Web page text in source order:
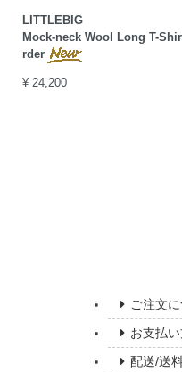
LITTLEBIG
Mock-neck Wool Long T-
rder
¥ 24,200
ご注文
お支払
配送/送